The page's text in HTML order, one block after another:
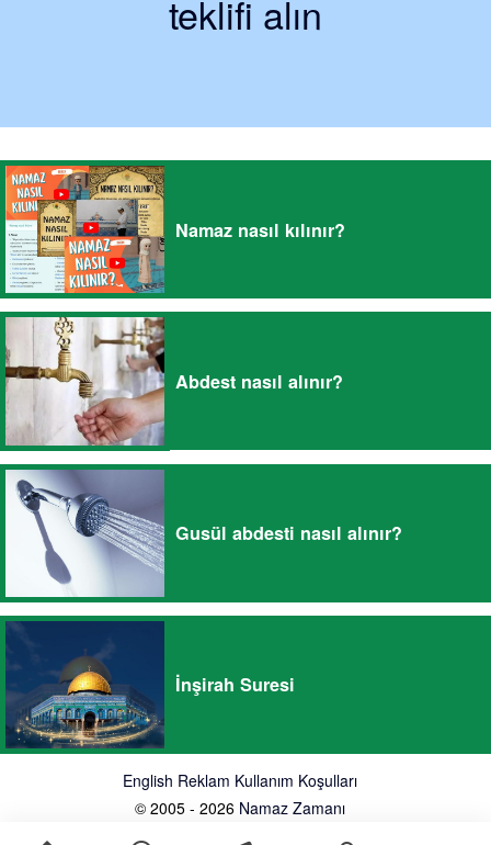
teklifi alın
Namaz nasıl kılınır?
Abdest nasıl alınır?
Gusül abdesti nasıl alınır?
İnşirah Suresi
English Reklam Kullanım Koşulları
© 2005 - 2026 Namaz Zamanı